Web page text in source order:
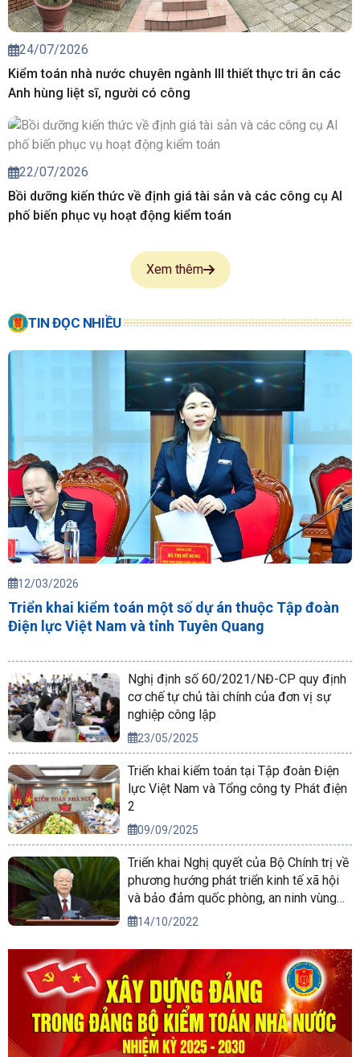
24/07/2026
Kiểm toán nhà nước chuyên ngành III thiết thực tri ân các
Anh hùng liệt sĩ, người có công
22/07/2026
Bồi dưỡng kiến thức về định giá tài sản và các công cụ AI
phố biến phục vụ hoạt động kiểm toán
Xem thêm
TIN ĐỌC NHIỀU
12/03/2026
Triển khai kiểm toán một số dự án thuộc Tập đoàn
Điện lực Việt Nam và tỉnh Tuyên Quang
Nghị định số 60/2021/NĐ-CP quy định
cơ chế tự chủ tài chính của đơn vị sự
nghiệp công lập
23/05/2025
Triển khai kiểm toán tại Tập đoàn Điện
lực Việt Nam và Tổng công ty Phát điện
2
09/09/2025
Triển khai Nghị quyết của Bộ Chính trị về
phương hướng phát triển kinh tế xã hội
và bảo đảm quốc phòng, an ninh vùng
Tây Nguyên đến năm 2030, tầm nhìn
14/10/2022